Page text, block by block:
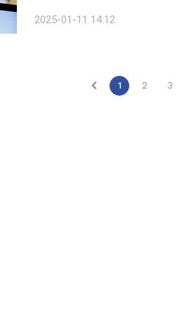
행사에서 “현재 세 명의 사람에게 뉴
2025-01-11 14:12
1 2 3